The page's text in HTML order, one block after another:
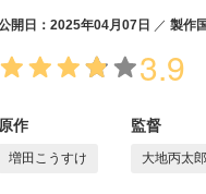
開日：2025年04月07日 製作
3.9
原作
増田こうすけ
監督
大地丙太郎